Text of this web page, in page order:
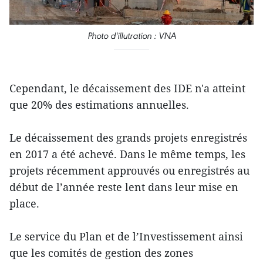
Photo d'illutration : VNA
Cependant, le décaissement des IDE n'a atteint
que 20% des estimations annuelles.
Le décaissement des grands projets enregistrés
en 2017 a été achevé. Dans le même temps, les
projets récemment approuvés ou enregistrés au
début de l’année reste lent dans leur mise en
place.
Le service du Plan et de l’Investissement ainsi
que les comités de gestion des zones